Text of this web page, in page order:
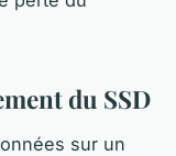
du SSD
sur un